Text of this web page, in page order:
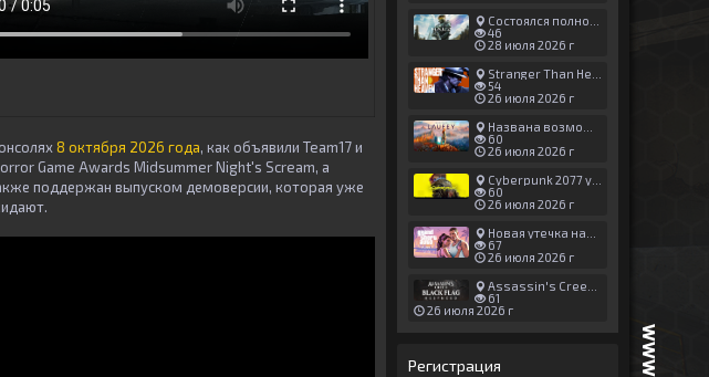
8 октября 2026 года, как объявили Team17 и
Game Awards Midsummer Night's Scream, а
поддержан выпуском демоверсии, которая уже
Состоялся полноценный релиз Halo: Campaign Evolved
46
28 июля 2026 г
Stranger Than Heaven получила новый трейлер с акцентом на жестокие драки
54
26 июля 2026 г
Названа возможная дата выхода God of War: Laufey — 16 февраля 2027 года
60
26 июля 2026 г
Cyberpunk 2077 установила новый рекорд: 1,5 млрд загрузок модов, в топе — контент 18+
60
26 июля 2026 г
Новая утечка намекает на выход третьего трейлера GTA 6 уже 7 августа
67
26 июля 2026 г
Assassin's Creed Black Flag Resynced может позаимствовать систему испытаний у Mirage
61
26 июля 2026 г
Регистрация